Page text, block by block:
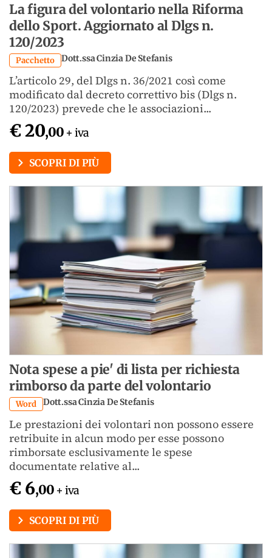
La figura del volontario nella Riforma
dello Sport. Aggiornato al Dlgs n.
120/2023
Pacchetto Dott.ssa Cinzia De Stefanis
L’articolo 29, del Dlgs n. 36/2021 così come
modificato dal decreto correttivo bis (Dlgs n.
120/2023) prevede che le associazioni...
€ 20,00 + iva
SCOPRI DI PIÙ
Nota spese a pie' di lista per richiesta
rimborso da parte del volontario
Word Dott.ssa Cinzia De Stefanis
Le prestazioni dei volontari non possono essere
retribuite in alcun modo per esse possono
rimborsate esclusivamente le spese
documentate relative al...
€ 6,00 + iva
SCOPRI DI PIÙ